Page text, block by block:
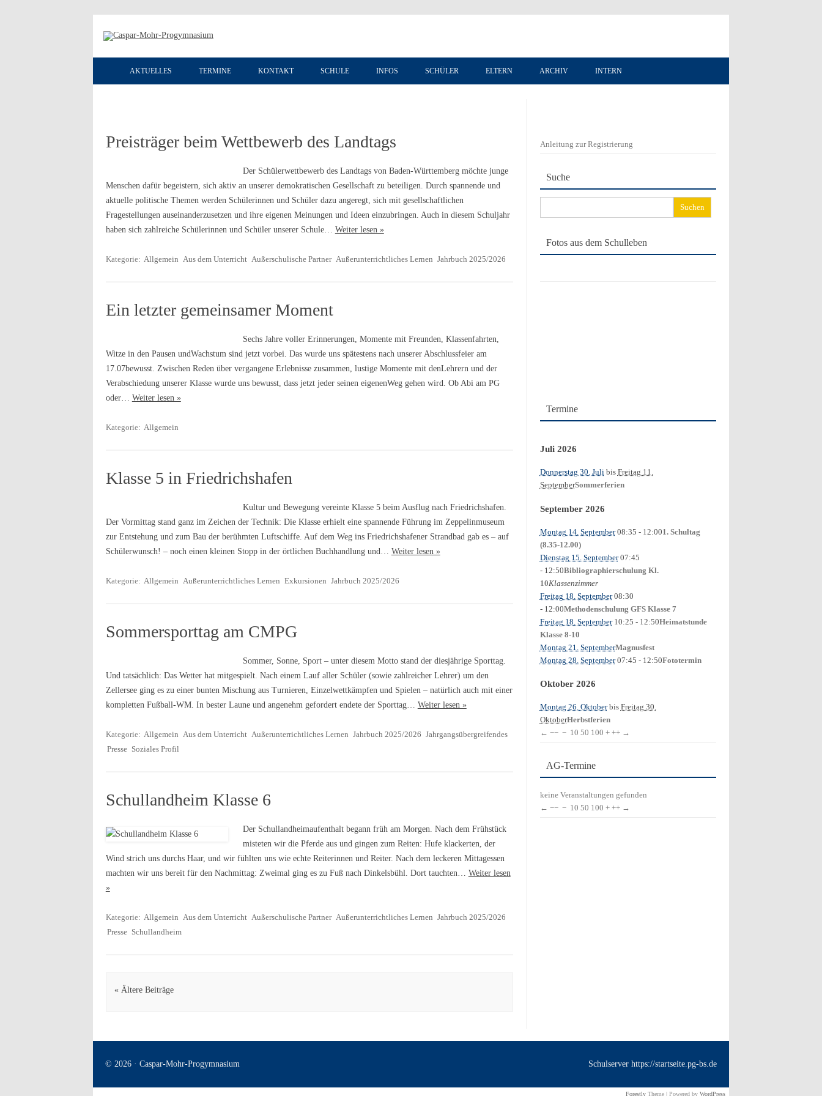
AKTUELLES TERMINE KONTAKT SCHULE INFOS SCHÜLER ELTERN ARCHIV INTERN
Preisträger beim Wettbewerb des Landtags
Der Schülerwettbewerb des Landtags von Baden-Württemberg möchte junge
Menschen dafür begeistern, sich aktiv an unserer demokratischen Gesellschaft zu beteiligen. Durch spannende und
aktuelle politische Themen werden Schülerinnen und Schüler dazu angeregt, sich mit gesellschaftlichen
Fragestellungen auseinanderzusetzen und ihre eigenen Meinungen und Ideen einzubringen. Auch in diesem Schuljahr
haben sich zahlreiche Schülerinnen und Schüler unserer Schule… Weiter lesen »
Kategorie: Allgemein Aus dem Unterricht Außerschulische Partner Außerunterrichtliches Lernen Jahrbuch 2025/2026
Ein letzter gemeinsamer Moment
Sechs Jahre voller Erinnerungen, Momente mit Freunden, Klassenfahrten,
Witze in den Pausen undWachstum sind jetzt vorbei. Das wurde uns spätestens nach unserer Abschlussfeier am
17.07bewusst. Zwischen Reden über vergangene Erlebnisse zusammen, lustige Momente mit denLehrern und der
Verabschiedung unserer Klasse wurde uns bewusst, dass jetzt jeder seinen eigenenWeg gehen wird. Ob Abi am PG
oder… Weiter lesen »
Kategorie: Allgemein
Klasse 5 in Friedrichshafen
Kultur und Bewegung vereinte Klasse 5 beim Ausflug nach Friedrichshafen.
Der Vormittag stand ganz im Zeichen der Technik: Die Klasse erhielt eine spannende Führung im Zeppelinmuseum
zur Entstehung und zum Bau der berühmten Luftschiffe. Auf dem Weg ins Friedrichshafener Strandbad gab es – auf
Schülerwunsch! – noch einen kleinen Stopp in der örtlichen Buchhandlung und… Weiter lesen »
Kategorie: Allgemein Außerunterrichtliches Lernen Exkursionen Jahrbuch 2025/2026
Sommersporttag am CMPG
Sommer, Sonne, Sport – unter diesem Motto stand der diesjährige Sporttag.
Und tatsächlich: Das Wetter hat mitgespielt. Nach einem Lauf aller Schüler (sowie zahlreicher Lehrer) um den
Zellersee ging es zu einer bunten Mischung aus Turnieren, Einzelwettkämpfen und Spielen – natürlich auch mit einer
kompletten Fußball-WM. In bester Laune und angenehm gefordert endete der Sporttag… Weiter lesen »
Kategorie: Allgemein Aus dem Unterricht Außerunterrichtliches Lernen Jahrbuch 2025/2026 Jahrgangsübergreifendes
Presse Soziales Profil
Schullandheim Klasse 6
Der Schullandheimaufenthalt begann früh am Morgen. Nach dem Frühstück
misteten wir die Pferde aus und gingen zum Reiten: Hufe klackerten, der
Wind strich uns durchs Haar, und wir fühlten uns wie echte Reiterinnen und Reiter. Nach dem leckeren Mittagessen
machten wir uns bereit für den Nachmittag: Zweimal ging es zu Fuß nach Dinkelsbühl. Dort tauchten… Weiter lesen
»
Kategorie: Allgemein Aus dem Unterricht Außerschulische Partner Außerunterrichtliches Lernen Jahrbuch 2025/2026
Presse Schullandheim
Artikel Navigation
« Ältere Beiträge
Anleitung zur Registrierung
Suche
nach:
Fotos aus dem Schulleben
Termine
Juli 2026
Donnerstag 30. Julibis Freitag 11.
SeptemberSommerferien
September 2026
Montag 14. September08:35 - 12:001. Schultag
(8.35-12.00)
Dienstag 15. September07:45
- 12:50Bibliographierschulung Kl.
10Klassenzimmer
Freitag 18. September08:30
- 12:00Methodenschulung GFS Klasse 7
Freitag 18. September10:25 - 12:50Heimatstunde
Klasse 8-10
Montag 21. SeptemberMagnusfest
Montag 28. September07:45 - 12:50Fototermin
Oktober 2026
Montag 26. Oktoberbis Freitag 30.
OktoberHerbstferien
← −− − 10 50 100 + ++ →
AG-Termine
keine Veranstaltungen gefunden
← −− − 10 50 100 + ++ →
© 2026 · Caspar-Mohr-Progymnasium Schulserver https://startseite.pg-bs.de
Forestly Theme | Powered by WordPress